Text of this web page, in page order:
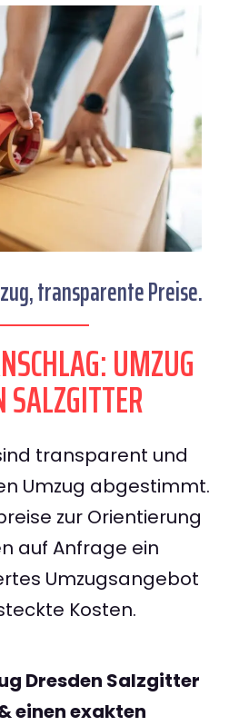
transparente Preise.
UMZUG
SALZGITTER
transparent und
Umzug abgestimmt.
zur Orientierung
auf Anfrage ein
Umzugsangebot
Kosten.
Dresden Salzgitter
einen exakten